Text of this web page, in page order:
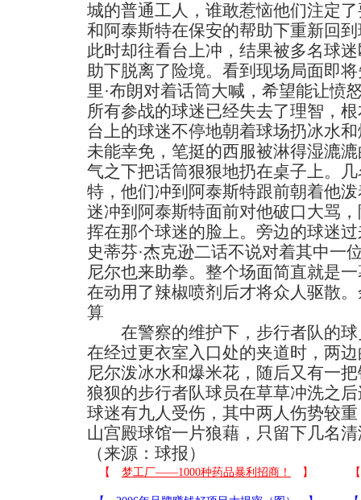
城的普通工人，谁敢惹恼他们注定
和阿泰斯特在保安的帮助下重新回
此时却往看台上冲，结果被多名球
助下脱离了险境。看到现场局面即
里·布朗对着话筒大喊，希望能让愤
所有参战的球迷已经失去了理智，
台上的球迷不停地朝着球场扔冰水
未能幸免，笔挺的西服被淋得湿漉
气之下把话筒狠狠地扔在桌子上。
特，他们冲到阿泰斯特跟前朝着他
迷冲到阿泰斯特面前对他破口大骂
挥在那个球迷的脸上。旁边的球迷
史蒂芬·杰克逊二话不说对着其中一
尼尔也来助拳。整个场面简直就是
在动用了辣椒喷剂后才将众人驱散
算
在警察的维护下，步行者队的球
在经过更衣室入口处的夹道时，两
尼尔泼冰水和爆米花，随后又有一
狼狈的步行者队球员在草草冲洗之
球迷有九人受伤，其中两人伤势较
山宫殿球馆一片狼藉，只留下几名
（来源：球报）